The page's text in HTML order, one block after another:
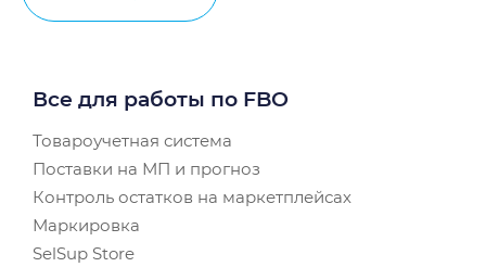
Все для работы по FBO
Товароучетная система
Поставки на МП и прогноз
Контроль остатков на маркетплейсах
Маркировка
SelSup Store